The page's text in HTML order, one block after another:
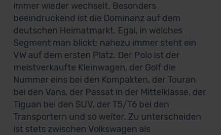
immer wieder wechselt. Besonders
beeindruckend ist die Dominanz auf dem
deutschen Heimatmarkt. Egal, in welches
Segment man blickt: nahezu immer steht ein
VW auf dem ersten Platz. Der Polo ist der
meistverkaufte Kleinwagen, der Golf die
Nummer eins bei den Kompakten, der Touran
bei den Vans, der Passat in der Mittelklasse, der
Tiguan bei den SUV, der T5/T6 bei den
Transportern und so weiter. Zu unterscheiden
ist stets zwischen Volkswagen als